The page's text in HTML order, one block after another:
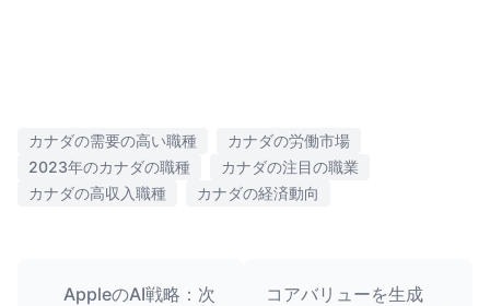
カナダの需要の高い職種
カナダの労働市場
2023年のカナダの職種
カナダの注目の職業
カナダの高収入職種
カナダの経済動向
AppleのAI戦略：次
コアバリューを生成